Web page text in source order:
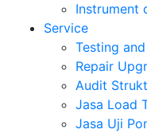
Instrument
Service
Testing
Repair
Audit
Jasa Load
Jasa Uji